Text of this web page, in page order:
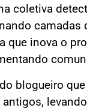
coletiva
camadas
que inova o
blogueiro